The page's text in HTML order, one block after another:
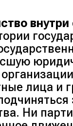
лица и
Ни